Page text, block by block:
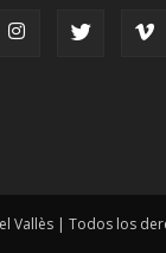
Vallès | Todos los